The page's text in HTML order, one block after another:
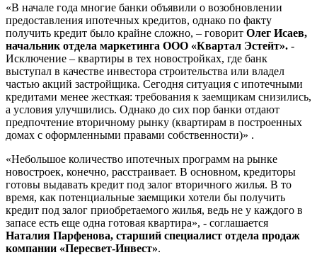
«В начале года многие банки объявили о возобновлении
предоставления ипотечных кредитов, однако по факту
получить кредит было крайне сложно, – говорит Олег Исаев,
начальник отдела маркетинга ООО «Квартал Эстейт». -
Исключение – квартиры в тех новостройках, где банк
выступал в качестве инвестора строительства или владел
частью акций застройщика. Сегодня ситуация с ипотечными
кредитами менее жесткая: требования к заемщикам снизились,
а условия улучшились. Однако до сих пор банки отдают
предпочтение вторичному рынку (квартирам в построенных
домах с оформленными правами собственности)» .
«Небольшое количество ипотечных программ на рынке
новостроек, конечно, расстраивает. В основном, кредиторы
готовы выдавать кредит под залог вторичного жилья. В то
время, как потенциальные заемщики хотели бы получить
кредит под залог приобретаемого жилья, ведь не у каждого в
запасе есть еще одна готовая квартира», - соглашается
Наталия Парфенова, старший специалист отдела продаж
компании «Пересвет-Инвест».